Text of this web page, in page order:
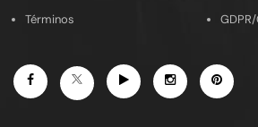
Términos
FacebookTwitterYoutubeInstagram